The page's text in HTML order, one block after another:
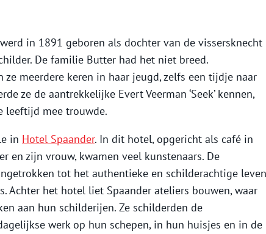
in 1891 geboren als dochter van de vissersknecht
De familie Butter had het niet breed.
ze meerdere keren in haar jeugd, zelfs een tijdje naar
ze de aantrekkelijke Evert Veerman ‘Seek’ kennen,
leeftijd mee trouwde.
in Hotel Spaander. In dit hotel, opgericht als café in
en zijn vrouw, kwamen veel kunstenaars. De
tot het authentieke en schilderachtige leven
Achter het hotel liet Spaander ateliers bouwen, waar
aan hun schilderijen. Ze schilderden de
werk op hun schepen, in hun huisjes en in de